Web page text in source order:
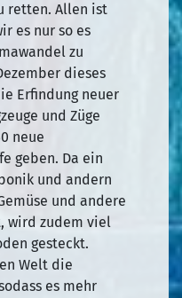
retten. Allen ist
es nur so es
zu
dieses
Erfindung neuer
und Züge
neue
geben. Da ein
und andern
und andere
wird zudem viel
gesteckt.
Welt die
es mehr